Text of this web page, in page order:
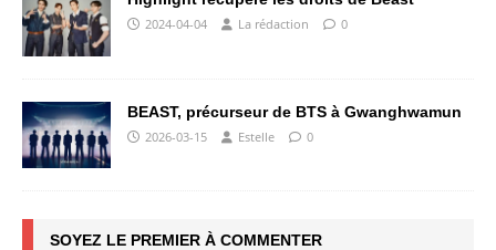
2024-04-04 La rédaction 0
BEAST, précurseur de BTS à Gwanghwamun
2026-03-15 Estelle 0
SOYEZ LE PREMIER À COMMENTER